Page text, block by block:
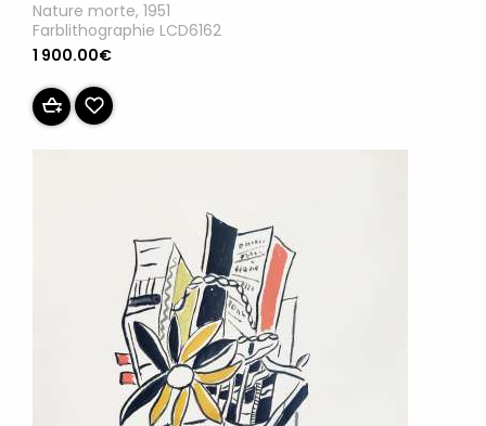
Nature morte, 1951
Farblithographie LCD6162
1 900.00€